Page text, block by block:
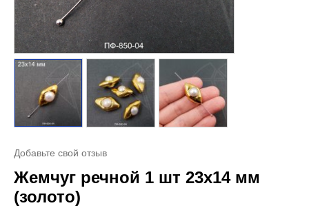
Добавьте свой отзыв
Жемчуг речной 1 шт 23х14 мм
(золото)